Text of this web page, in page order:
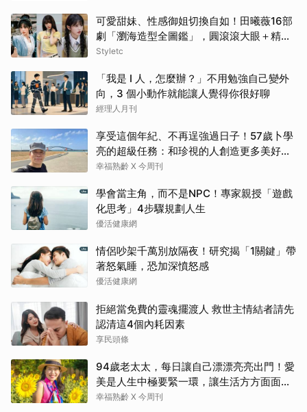
可愛甜妹、性感御姐切換自如！田曦薇16部
劇「瀏海造型全圖鑑」，圓滾滾大眼＋精緻
小臉比例太完美
Styletc
「我是 I 人，怎麼辦？」不用勉強自己變外
向，3 個小動作就能讓人覺得你很好聊
經理人月刊
享受這個年紀、不再逞強過日子！57歲卜學
亮的超級任務：和珍視的人創造更多美好記
憶
幸福熟齡 X 今周刊
學會當主角，而不是NPC！專家親授「遊戲
化思考」4步驟規劃人生
優活健康網
情侶吵架千萬別放隔夜！研究揭「1關鍵」帶
著怒氣睡，恐加深憤怒感
優活健康網
拒絕當免費的靈魂擺渡人 救世主情結者請先
認清這4個內耗因素
享民頭條
94歲老太太，每日讓自己漂漂亮亮出門！愛
美是人生中極要緊一環，讓生活方方面面，
更加豐富有樂趣
幸福熟齡 X 今周刊